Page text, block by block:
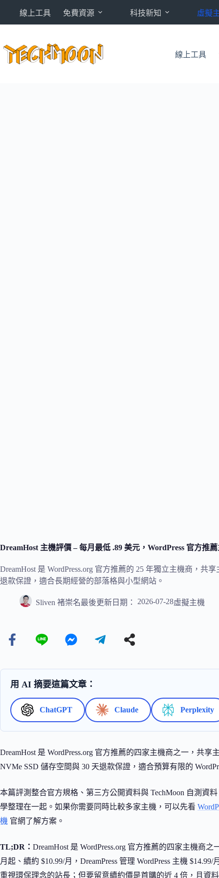
內
線上工具 免費資源 科技新知 虛擬
線上工具
DreamHost 主機評價 – 每月最低 .89 美元，WordPress 官方推
DreamHost 是 WordPress.org 官方推薦的 25 年獨立主機商，共
退款保證，適合長期經營的部落格與小型網站。
Sliven 褚崇名最後更新日期： 2026-07-28虛擬主機
用 AI 摘要這篇文章：
ChatGPT Claude Perplexity
DreamHost 是 WordPress.org 官方推薦的四家主機商之一，共
NVMe SSD 儲存空間與 30 天退款保證，適合預算有限的
本篇評測整合官方規格、第三方公開資料與 TechMoon 自測資
學整理在一起。如果你需要同時比較多家主機，可以先看
機 官網了解方案。
TL;DR： DreamHost 是 WordPress.org 官方推薦的四家主機商
月起、續約 $10.99/月，DreamPress 管理 WordPress 主機
重視環保理念的站長；但要留意續約價是首購的近 4 倍，且資